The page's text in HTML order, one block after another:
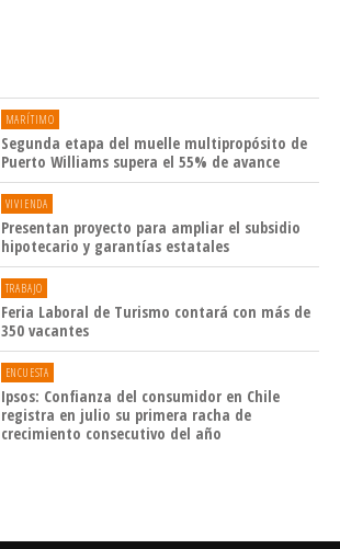
MARÍTIMO
Segunda etapa del muelle multipropósito de
Puerto Williams supera el 55% de avance
VIVIENDA
Presentan proyecto para ampliar el subsidio
hipotecario y garantías estatales
TRABAJO
Feria Laboral de Turismo contará con más de
350 vacantes
ENCUESTA
Ipsos: Confianza del consumidor en Chile
registra en julio su primera racha de
crecimiento consecutivo del año